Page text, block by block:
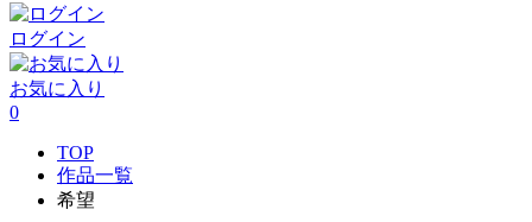
ログイン
お気に入り
0
TOP
作品一覧
希望